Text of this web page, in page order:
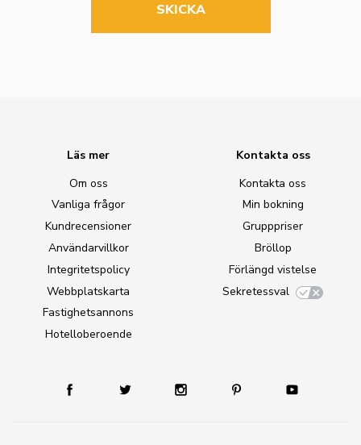
SKICKA
Läs mer
Om oss
Vanliga frågor
Kundrecensioner
Användarvillkor
Integritetspolicy
Webbplatskarta
Fastighetsannons
Hotelloberoende
Kontakta oss
Kontakta oss
Min bokning
Grupppriser
Bröllop
Förlängd vistelse
Sekretessval